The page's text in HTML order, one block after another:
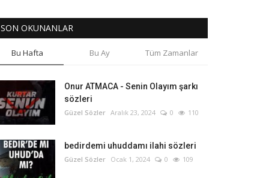
SON OKUNANLAR
Bu Hafta Bu Ay Tüm Zamanlar
Onur ATMACA - Senin Olayım şarkı
sözleri
Güzel Sözler Aralık 23, 2024 0 110
bedirdemi uhuddamı ilahi sözleri
Güzel Sözler Ocak 1, 2024 0 109